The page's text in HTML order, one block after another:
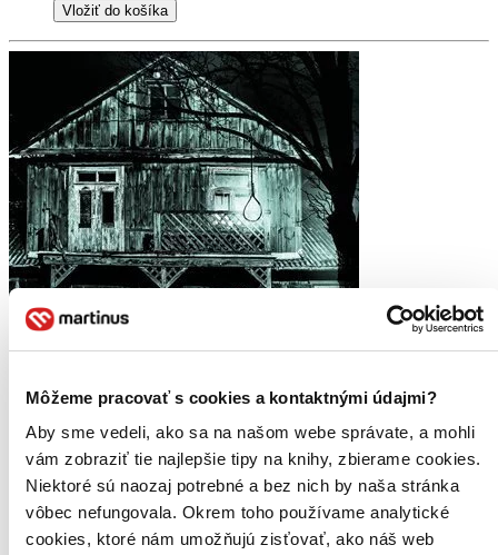
Môžeme pracovať s cookies a kontaktnými údajmi?
Aby sme vedeli, ako sa na našom webe správate, a mohli
vám zobraziť tie najlepšie tipy na knihy, zbierame cookies.
Niektoré sú naozaj potrebné a bez nich by naša stránka
vôbec nefungovala. Okrem toho používame analytické
cookies, ktoré nám umožňujú zisťovať, ako náš web
Vložiť do košíka